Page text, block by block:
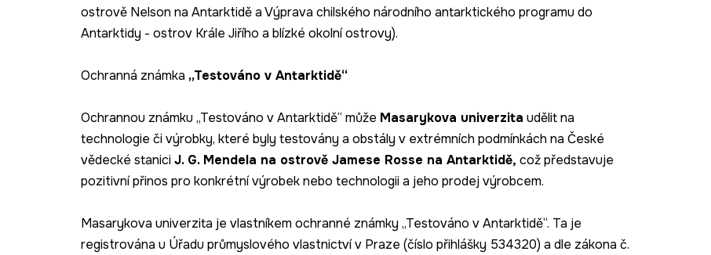
ostrově Nelson na Antarktidě a Výprava chilského národního antarktického programu do
Antarktidy - ostrov Krále Jiřího a blízké okolní ostrovy).
Ochranná známka „Testováno v Antarktidě“
Ochrannou známku „Testováno v Antarktidě“ může Masarykova univerzita udělit na
technologie či výrobky, které byly testovány a obstály v extrémních podmínkách na České
vědecké staniciJ. G. Mendela na ostrově Jamese Rosse na Antarktidě, což představuje
pozitivní přinos pro konkrétní výrobek nebo technologii a jeho prodej výrobcem.
Masarykova univerzita je vlastníkem ochranné známky „Testováno v Antarktidě“. Ta je
registrována u Úřadu průmyslového vlastnictví v Praze (číslo přihlášky 534320) a dle zákona č.